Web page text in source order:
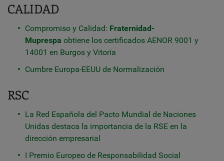
CALIDAD
Compromiso y Calidad: Fraternidad-
Muprespa obtiene los certificados AENOR 9001 y
14001 en Burgos y Vitoria
Cumbre Europa-EEUU de Normalización
RSC
La Red Española del Pacto Mundial de Naciones
Unidas destaca la importancia de la RSE en la
dirección empresarial
I Premio Europeo de Responsabilidad Social